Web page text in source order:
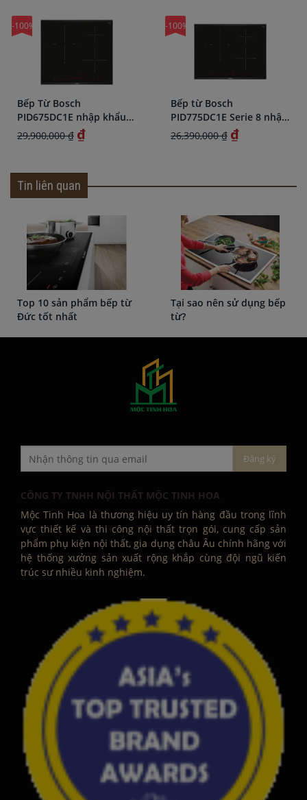
-100%
Bếp từ Bosch
PID775DC1E Serie 8 nhập
khẩu cao cấp Tây Ban
26,390,000 ₫ ₫
-100%
Máy rửa bát Bosch
SMS6ZCI49E
35,990,000 ₫ Liên hệ
Tin liên quan
Tại sao nên sử dụng bếp
từ?
Tư vấn chọn bếp từ
(phần 1)
CÔNG TY TNHH NỘI THẤT MỘC TINH HOA
Mộc Tinh Hoa là thương hiệu uy tín hàng đầu trong lĩnh
vực thiết kế và thi công nội thất trọn gói, cung cấp sản
phẩm phụ kiện nội thất, gia dụng châu Âu chính hãng với
hệ thống xưởng sản xuất rộng khắp cùng đội ngũ kiến
trúc sư nhiều kinh nghiệm.